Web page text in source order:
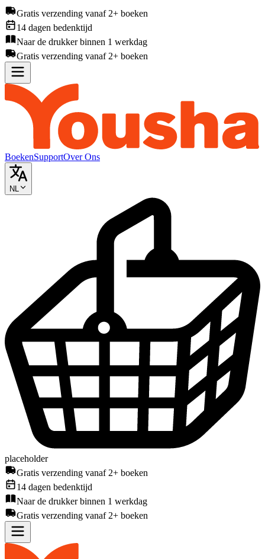
Gratis verzending vanaf 2+ boeken
14 dagen bedenktijd
Naar de drukker binnen 1 werkdag
Gratis verzending vanaf 2+ boeken
BoekenSupportOver Ons
NL
placeholder
Gratis verzending vanaf 2+ boeken
14 dagen bedenktijd
Naar de drukker binnen 1 werkdag
Gratis verzending vanaf 2+ boeken